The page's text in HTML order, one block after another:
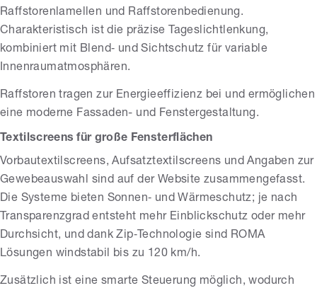
Raffstorenlamellen und Raffstorenbedienung.
Charakteristisch ist die präzise Tageslichtlenkung,
kombiniert mit Blend‑ und Sichtschutz für variable
Innenraumatmosphären.
Raffstoren tragen zur Energieeffizienz bei und ermöglichen
eine moderne Fassaden- und Fenstergestaltung.
Textilscreens für große Fensterflächen
Vorbautextilscreens, Aufsatztextilscreens und Angaben zur
Gewebeauswahl sind auf der Website zusammengefasst.
Die Systeme bieten Sonnen‑ und Wärmeschutz; je nach
Transparenzgrad entsteht mehr Einblickschutz oder mehr
Durchsicht, und dank Zip‑Technologie sind ROMA
Lösungen windstabil bis zu 120 km/h.
Zusätzlich ist eine smarte Steuerung möglich, wodurch